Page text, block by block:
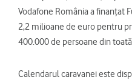
Vodafone România a finanțat
2,2 milioane de euro pentru
400.000 de persoane din
Calendarul caravanei este